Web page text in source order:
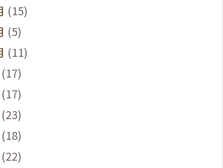
(15)
(5)
(11)
(17)
(17)
(23)
(18)
(22)